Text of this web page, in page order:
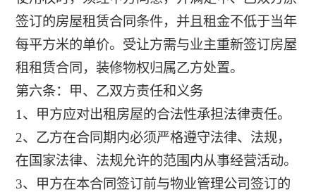
签订的房屋租赁合同条件，并且租金不低于当年
每平方米的单价。受让方需与业主重新签订房屋
租租赁合同，装修物权归属乙方处置。
第六条：甲、乙双方责任和义务
1、甲方应对出租房屋的合法性承担法律责任。
2、乙方在合同期内必须严格遵守法律、法规，
在国家法律、法规允许的范围内从事经营活动。
3、甲方在本合同签订前与物业管理公司签订的